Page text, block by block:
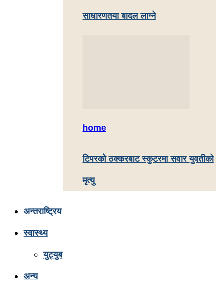
साधारणतया बादल लाग्ने
home
टिपरको ठक्करबाट स्कुटरमा सवार युवतीको
मृत्यु
अन्तराष्ट्रिय
स्वास्थ्य
युट्युब
अन्य